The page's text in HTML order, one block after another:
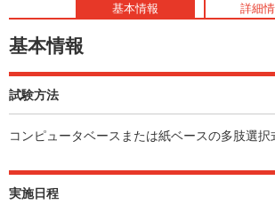
基本情報 詳細
基本情報
試験方法
コンピュータベースまたは紙ベースの多肢選択
実施日程